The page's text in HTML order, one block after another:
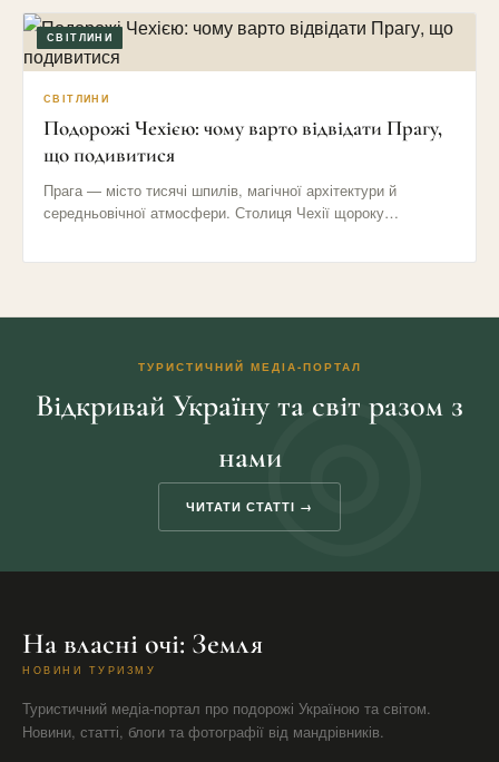
СВІТЛИНИ
СВІТЛИНИ
Подорожі Чехією: чому варто відвідати Прагу,
що подивитися
Прага — місто тисячі шпилів, магічної архітектури й
середньовічної атмосфери. Столиця Чехії щороку
ТУРИСТИЧНИЙ МЕДІА-ПОРТАЛ
Відкривай Україну та світ разом з
нами
ЧИТАТИ СТАТТІ →
На власні очі: Земля
НОВИНИ ТУРИЗМУ
Туристичний медіа-портал про подорожі Україною та світом.
Новини, статті, блоги та фотографії від мандрівників.